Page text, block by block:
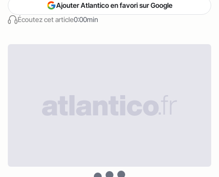
Écoutez cet article0:00min
Ajouter Atlantico en favori sur Google